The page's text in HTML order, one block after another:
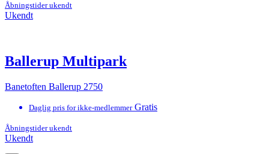
Åbningstider ukendt
Ukendt
Ballerup Multipark
Banetoften Ballerup 2750
Daglig pris for ikke-medlemmer Gratis
Åbningstider ukendt
Ukendt